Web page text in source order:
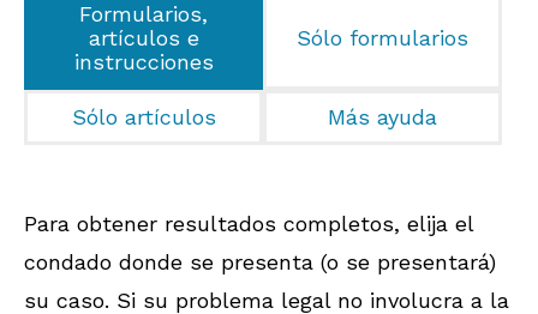
Formularios,
artículos e
instrucciones
Sólo formularios
Sólo artículos Más ayuda
Para obtener resultados completos, elija el
condado donde se presenta (o se presentará)
su caso. Si su problema legal no involucra a la